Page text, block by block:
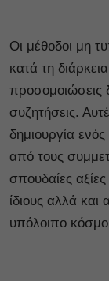
Οι μέθοδοι μη
κατά τη
προσομοιώσεις
συζητήσεις.
δημιουργία
από τους
σπουδαίες
ίδιους αλλά
υπόλοιπο